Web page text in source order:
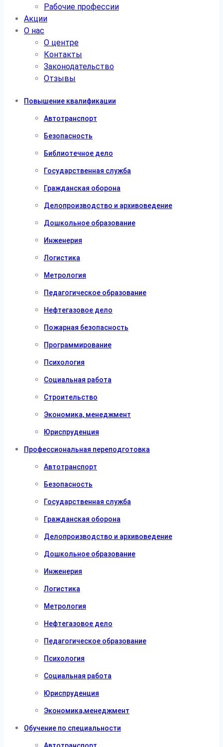
Рабочие профессии
Акции
О нас
О центре
Контакты
Законодательство
Отзывы
Повышение квалификации
Автотранспорт
Безопасность
Библиотечное дело
Государственная служба
Гражданская оборона
Делопроизводство и архивоведение
Дошкольное образование
Инженерия
Логистика
Метрология
Педагогическое образование
Нефтегазовое дело
Пожарная безопасность
Программирование
Психология
Социальная работа
Строительство
Экономика, менеджмент
Юриспруденция
Профессиональная переподготовка
Автотранспорт
Безопасность
Государственная служба
Гражданская оборона
Делопроизводство и архивоведение
Дошкольное образование
Инженерия
Логистика
Метрология
Нефтегазовое дело
Педагогическое образование
Психология
Социальная работа
Юриспруденция
Экономика,менеджмент
Обучение по специальности